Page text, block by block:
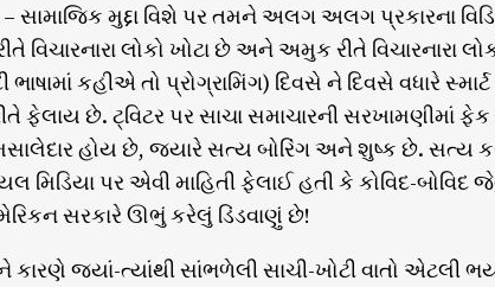
સામાજિક મુદ્દા વિશે પર તમને અલગ અલગ પ્રકારના
વિચારનારા લોકો ખોટા છે અને અમુક રીતે વિચારનારા
ભાષામાં કહીએ તો પ્રોગ્રામિંગ) દિવસે ને દિવસે વધારે
ફેલાય છે. ટ્વિટર પર સાચા સમાચારની
હોય છે, જ્યારે સત્ય બોરિંગ અને શુષ્ક છે. સત્ય
મિડિયા પર એવી માહિતી ફેલાઈ હતી કે કોવિદ-
સરકારે ઊભું કરેલું ડિંડવાણું છે!
કારણે જ્યાં-ત્યાંથી સાંભળેલી સાચી-ખોટી વાતો